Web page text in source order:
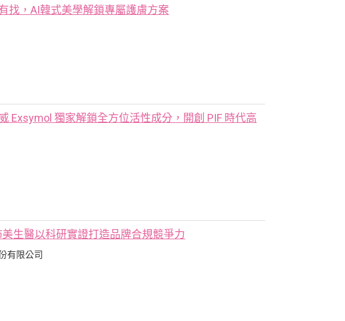
找，AI韓式美學解鎖專屬護膚方案
Exsymol 獨家解鎖全方位活性成分，開創 PIF 時代高
生醫以科研實證打造品牌合規競爭力
有限公司